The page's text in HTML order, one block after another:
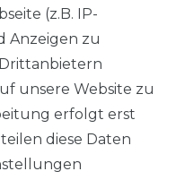
Bermuda
(z.B. IP-
Anzeigen zu
unsere Website zu
erfolgt erst
diese Daten